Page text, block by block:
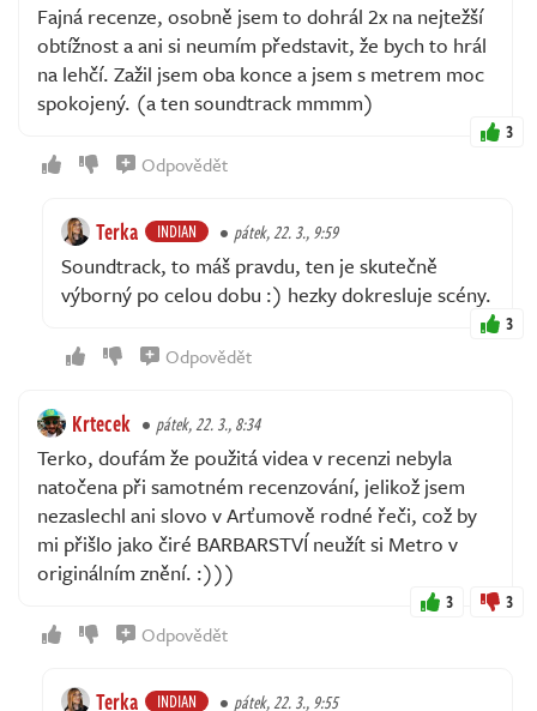
Fajná recenze, osobně jsem to dohrál 2x na nejtežší
obtížnost a ani si neumím představit, že bych to hrál
na lehčí. Zažil jsem oba konce a jsem s metrem moc
spokojený. (a ten soundtrack mmmm)
3
Odpovědět
Terka INDIAN pátek, 22. 3., 9:59
Soundtrack, to máš pravdu, ten je skutečně
výborný po celou dobu :) hezky dokresluje scény.
3
Odpovědět
Krtecek pátek, 22. 3., 8:34
Terko, doufám že použitá videa v recenzi nebyla
natočena při samotném recenzování, jelikož jsem
nezaslechl ani slovo v Arťumově rodné řeči, což by
mi přišlo jako čiré BARBARSTVÍ neužít si Metro v
originálním znění. :)))
3 3
Odpovědět
Terka INDIAN pátek, 22. 3., 9:55